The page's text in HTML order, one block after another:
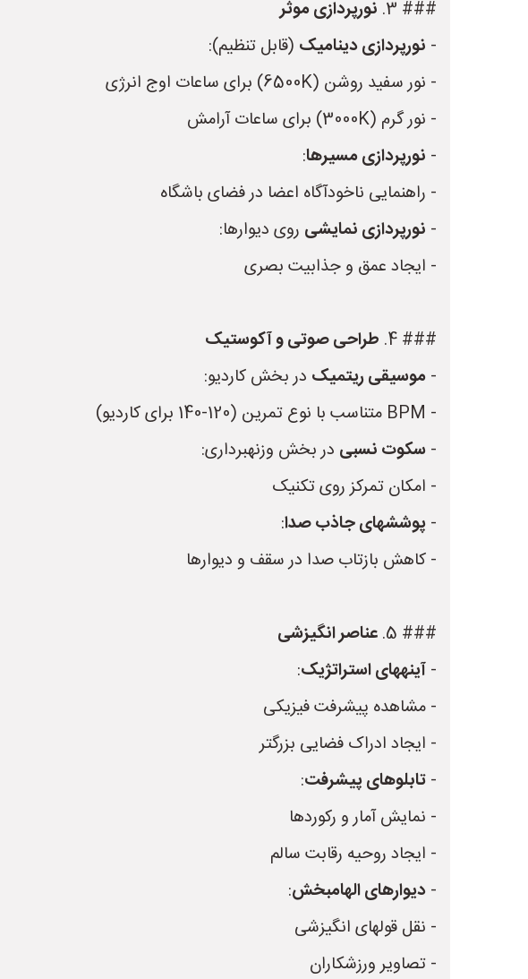
### 3.
نورپردازی موثر
- نورپردازی دینامیک (قابل تنظیم):
- نور سفید روشن (6500K) برای ساعات اوج انرژی
- نور گرم (3000K) برای ساعات آرامش
- نورپردازی مسیرها:
- راهنمایی ناخودآگاه اعضا در فضای باشگاه
- نورپردازی نمایشی روی دیوارها:
- ایجاد عمق و جذابیت بصری
### 4.
طراحی صوتی و آکوستیک
- موسیقی ریتمیک در بخش کاردیو:
- BPM متناسب با نوع تمرین (120-140 برای کاردیو)
- سکوت نسبی در بخش وزنهبرداری:
- امکان تمرکز روی تکنیک
- پوششهای جاذب صدا:
- کاهش بازتاب صدا در سقف و دیوارها
### 5.
عناصر انگیزشی
- آینههای استراتژیک:
- مشاهده پیشرفت فیزیکی
- ایجاد ادراک فضایی بزرگتر
- تابلوهای پیشرفت:
- نمایش آمار و رکوردها
- ایجاد روحیه رقابت سالم
- دیوارهای الهامبخش:
- نقل قولهای انگیزشی
- تصاویر ورزشکاران